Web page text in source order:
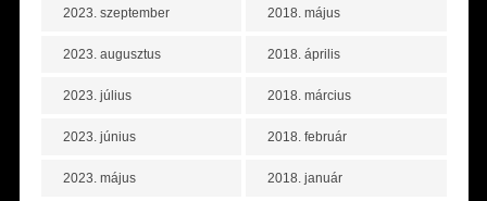
2023. szeptember
2023. augusztus
2023. július
2023. június
2023. május
2018. május
2018. április
2018. március
2018. február
2018. január